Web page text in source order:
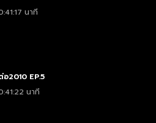
นาที
อ2010 EP.5
นาที